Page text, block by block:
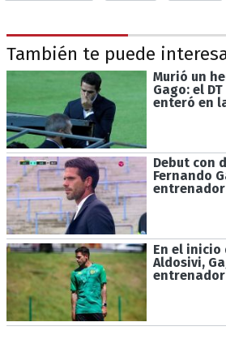
También te puede
Murió un
Gago: el
enteró en
Debut con
Fernando
entrenador
En el inicio
Aldosivi,
entrenador